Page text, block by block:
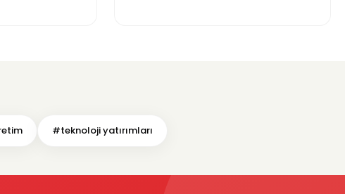
#teknoloji yatırımları